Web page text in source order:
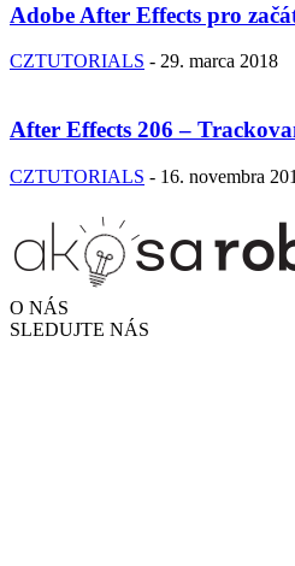
Adobe After Effects pro
CZTUTORIALS - 29. marca 2018
After Effects 206 –
CZTUTORIALS - 16. novembra
O NÁS
SLEDUJTE NÁS